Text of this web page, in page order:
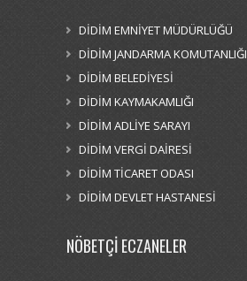
DİDİM EMNİYET MÜDÜRLÜĞÜ
DİDİM JANDARMA KOMUTANLIĞI
DİDİM BELEDİYESİ
DİDİM KAYMAKAMLIĞI
DİDİM ADLİYE SARAYI
DİDİM VERGİ DAİRESİ
DİDİM TİCARET ODASI
DİDİM DEVLET HASTANESİ
NÖBETÇİ ECZANELER